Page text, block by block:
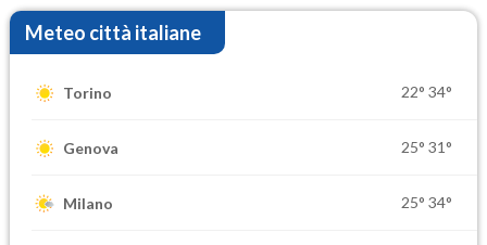
Meteo città italiane
Torino 22° 34°
Genova 25° 31°
Milano 25° 34°